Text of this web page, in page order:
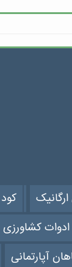
ادوات کشاورزی
آپارتمانی